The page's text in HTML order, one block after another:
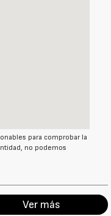
para comprobar la
no podemos
Ver más